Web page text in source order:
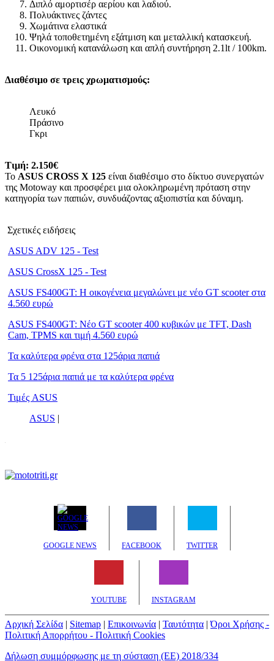
Διπλό αμορτισέρ αερίου και λαδιού.
Πολυάκτινες ζάντες
Χωμάτινα ελαστικά
Ψηλά τοποθετημένη εξάτμιση και μεταλλική κατασκευή.
Οικονομική κατανάλωση και απλή συντήρηση 2.1lt / 100km.
Διαθέσιμο σε τρεις χρωματισμούς:
Λευκό
Πράσινο
Γκρι
Τιμή: 2.150€
Το ASUS CROSS X 125 είναι διαθέσιμο στο δίκτυο συνεργατών
της Motoway και προσφέρει μια ολοκληρωμένη πρόταση στην
κατηγορία των παπιών, συνδυάζοντας αξιοπιστία και δύναμη.
Σχετικές ειδήσεις
ASUS ADV 125 - Test
ASUS CrossX 125 - Test
ASUS FS400GT: Η οικογένεια μεγαλώνει με νέο GT scooter στα
4.560 ευρώ
ASUS FS400GT: Νέο GT scooter 400 κυβικών με TFT, Dash
Cam, TPMS και τιμή 4.560 ευρώ
Τα καλύτερα φρένα στα 125άρια παπιά
Τα 5 125άρια παπιά με τα καλύτερα φρένα
Τιμές ASUS
ASUS |
GOOGLE NEWS FACEBOOK TWITTER
YOUTUBE INSTAGRAM
Αρχική Σελίδα | Sitemap | Επικοινωνία | Ταυτότητα |Όροι Χρήσης -
Πολιτική Απορρήτου - Πολιτική Cookies
Δήλωση συμμόρφωσης με τη σύσταση (ΕΕ) 2018/334